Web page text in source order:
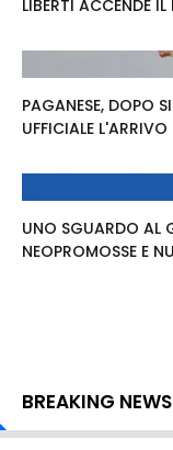
LIBERTI ACCENDE
PAGANESE, DOPO
UFFICIALE
UNO SGUARDO AL
NEOPROMOSSE E
BREAKING NEWS